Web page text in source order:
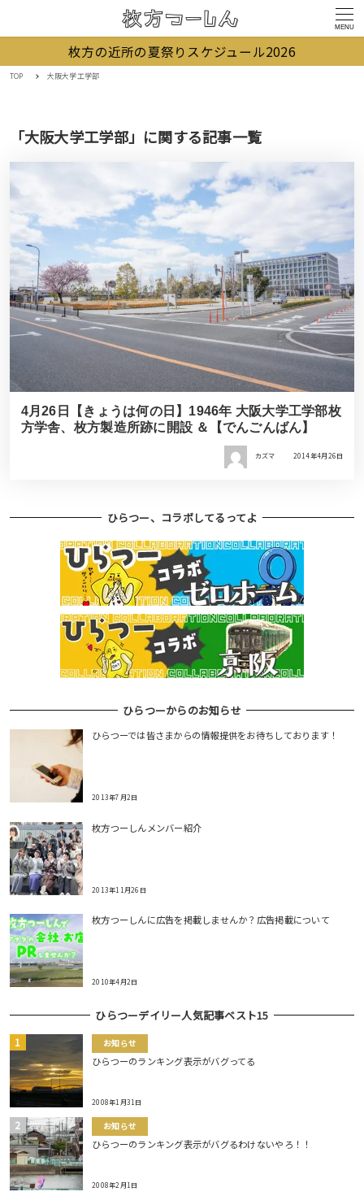
MENU
枚方の近所の夏祭りスケジュール2026
TOP 大阪大学工学部
「大阪大学工学部」に関する記事一覧
4月26日【きょうは何の日】1946年 大阪大学工学部枚
方学舎、枚方製造所跡に開設 ＆【でんごんばん】
カズマ 2014年4月26日
ひらつー、コラボしてるってよ
ひらつーからのお知らせ
ひらつーでは皆さまからの情報提供をお待ちしております！
2013年7月2日
枚方つーしんメンバー紹介
2013年11月26日
枚方つーしんに広告を掲載しませんか？広告掲載について
2010年4月2日
ひらつーデイリー人気記事ベスト15
お知らせ
ひらつーのランキング表示がバグってる
2008年1月31日
お知らせ
ひらつーのランキング表示がバグるわけないやろ！！
2008年2月1日